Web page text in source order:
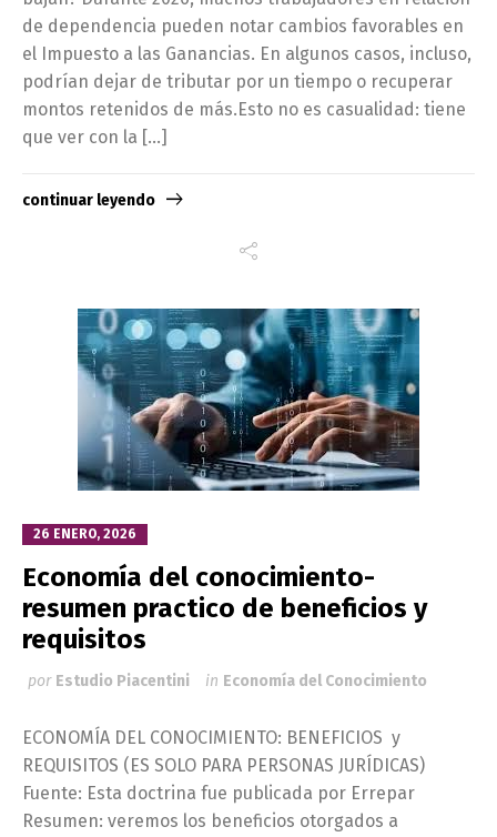
de dependencia pueden notar cambios favorables en
el Impuesto a las Ganancias. En algunos casos, incluso,
podrían dejar de tributar por un tiempo o recuperar
montos retenidos de más.Esto no es casualidad: tiene
que ver con la […]
continuar leyendo
26 ENERO, 2026
Economía del conocimiento-
resumen practico de beneficios y
requisitos
por Estudio Piacentini in Economía del Conocimiento
ECONOMÍA DEL CONOCIMIENTO: BENEFICIOS y
REQUISITOS (ES SOLO PARA PERSONAS JURÍDICAS)
Fuente: Esta doctrina fue publicada por Errepar
Resumen: veremos los beneficios otorgados a